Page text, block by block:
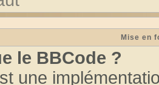
Mise en
le BBCode ?
une